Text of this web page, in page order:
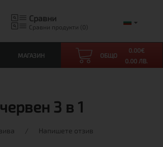
Сравни
Сравни продукти (0)
МАГАЗИН ОБЩО
0.00€
0.00 ЛВ.
3 в 1
/ Напишете отзив